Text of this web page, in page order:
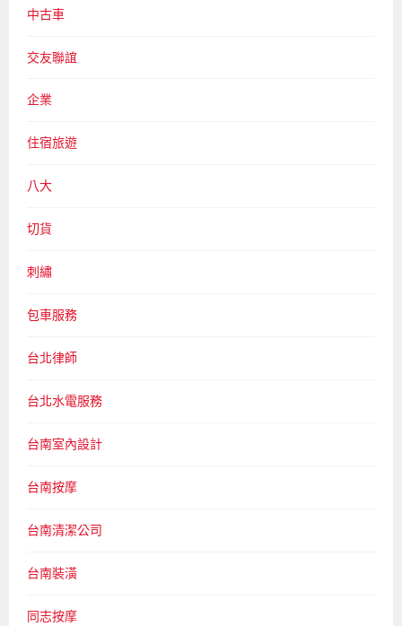
中古車
交友聯誼
企業
住宿旅遊
八大
切貨
刺繡
包車服務
台北律師
台北水電服務
台南室內設計
台南按摩
台南清潔公司
台南裝潢
同志按摩